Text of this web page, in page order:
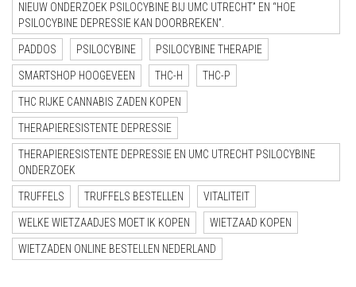
NIEUW ONDERZOEK PSILOCYBINE BIJ UMC UTRECHT” EN “HOE
PSILOCYBINE DEPRESSIE KAN DOORBREKEN”.
PADDOS PSILOCYBINE PSILOCYBINE THERAPIE
SMARTSHOP HOOGEVEEN THC-H THC-P
THC RIJKE CANNABIS ZADEN KOPEN
THERAPIERESISTENTE DEPRESSIE
THERAPIERESISTENTE DEPRESSIE EN UMC UTRECHT PSILOCYBINE
ONDERZOEK
TRUFFELS TRUFFELS BESTELLEN VITALITEIT
WELKE WIETZAADJES MOET IK KOPEN WIETZAAD KOPEN
WIETZADEN ONLINE BESTELLEN NEDERLAND